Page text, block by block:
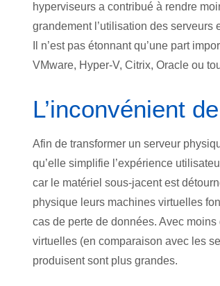
hyperviseurs a contribué à rendre
grandement l’utilisation des serveurs
Il n’est pas étonnant qu’une part
VMware, Hyper-V, Citrix, Oracle ou
L’inconvénient
Afin de transformer un serveur
qu’elle simplifie l’expérience
car le matériel sous-jacent est
physique leurs machines virtuelles
cas de perte de données. Avec
virtuelles (en comparaison avec les
produisent sont plus grandes.